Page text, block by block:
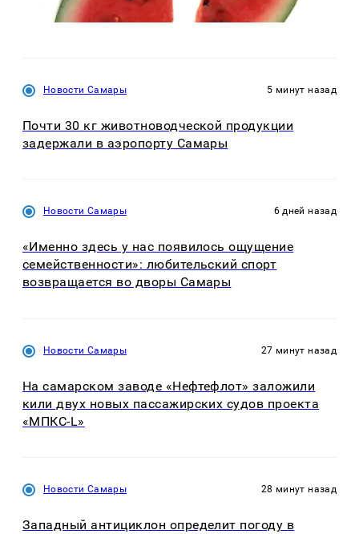
Новости Самары 5 минут назад
Почти 30 кг животноводческой продукции
задержали в аэропорту Самары
Новости Самары 6 дней назад
«Именно здесь у нас появилось ощущение
семейственности»: любительский спорт
возвращается во дворы Самары
Новости Самары 27 минут назад
На самарском заводе «Нефтефлот» заложили
кили двух новых пассажирских судов проекта
«МПКС-L»
Новости Самары 28 минут назад
Западный антициклон определит погоду в